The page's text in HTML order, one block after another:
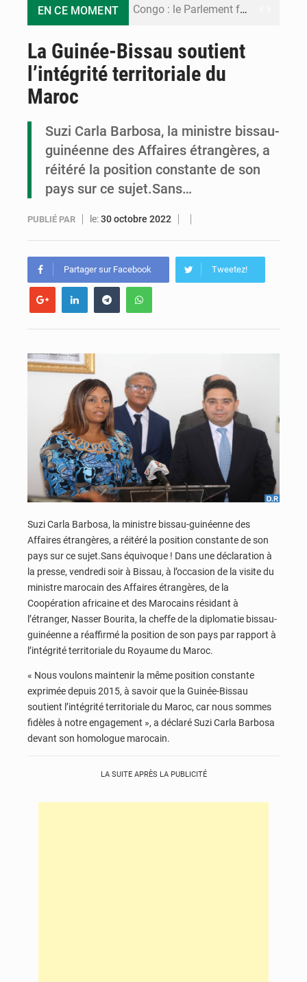
EN CE MOMENT Congo : le Parlement formule 28 recommandations sur le Cadre budgétaire 2027-2029
Le Congo se dote d’un programme national pour valoriser les produits forestiers non ligneux
La Guinée-Bissau soutient
l’intégrité territoriale du
Maroc
Suzi Carla Barbosa, la ministre bissau-
guinéenne des Affaires étrangères, a
réitéré la position constante de son
pays sur ce sujet.Sans…
PUBLIÉ PAR le:30 octobre 2022
Partager sur Facebook Tweetez!
Suzi Carla Barbosa, la ministre bissau-guinéenne des
Affaires étrangères, a réitéré la position constante de son
pays sur ce sujet.Sans équivoque ! Dans une déclaration à
la presse, vendredi soir à Bissau, à l’occasion de la visite du
ministre marocain des Affaires étrangères, de la
Coopération africaine et des Marocains résidant à
l’étranger, Nasser Bourita, la cheffe de la diplomatie bissau-
guinéenne a réaffirmé la position de son pays par rapport à
l’intégrité territoriale du Royaume du Maroc.
« Nous voulons maintenir la même position constante
exprimée depuis 2015, à savoir que la Guinée-Bissau
soutient l’intégrité territoriale du Maroc, car nous sommes
fidèles à notre engagement », a déclaré Suzi Carla Barbosa
devant son homologue marocain.
LA SUITE APRÈS LA PUBLICITÉ